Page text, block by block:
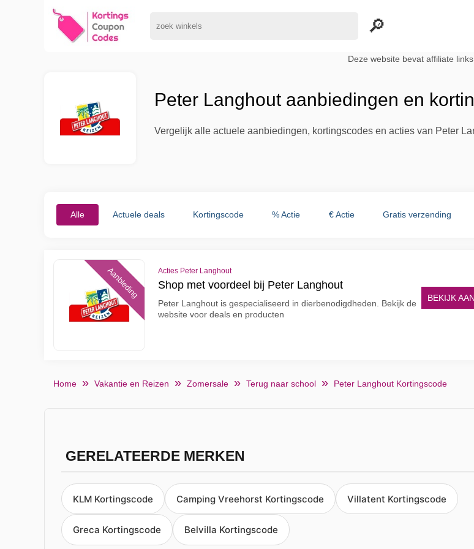
Deze website bevat affiliate
Peter Langhout aanbiedingen en
Vergelijk alle actuele aanbiedingen, kortingscodes en acties van Peter
Alle Actuele deals Kortingscode % Actie € Actie Gratis verzending
Aanbieding Acties Peter Langhout
Shop met voordeel bij Peter Langhout
Peter Langhout is gespecialiseerd in dierbenodigdheden. Bekijk de
website voor deals en producten
BEKIJK
Home Vakantie en Reizen Zomersale Terug naar school Peter Langhout Kortingscode
GERELATEERDE MERKEN
KLM Kortingscode Camping Vreehorst Kortingscode Villatent Kortingscode
Greca Kortingscode Belvilla Kortingscode